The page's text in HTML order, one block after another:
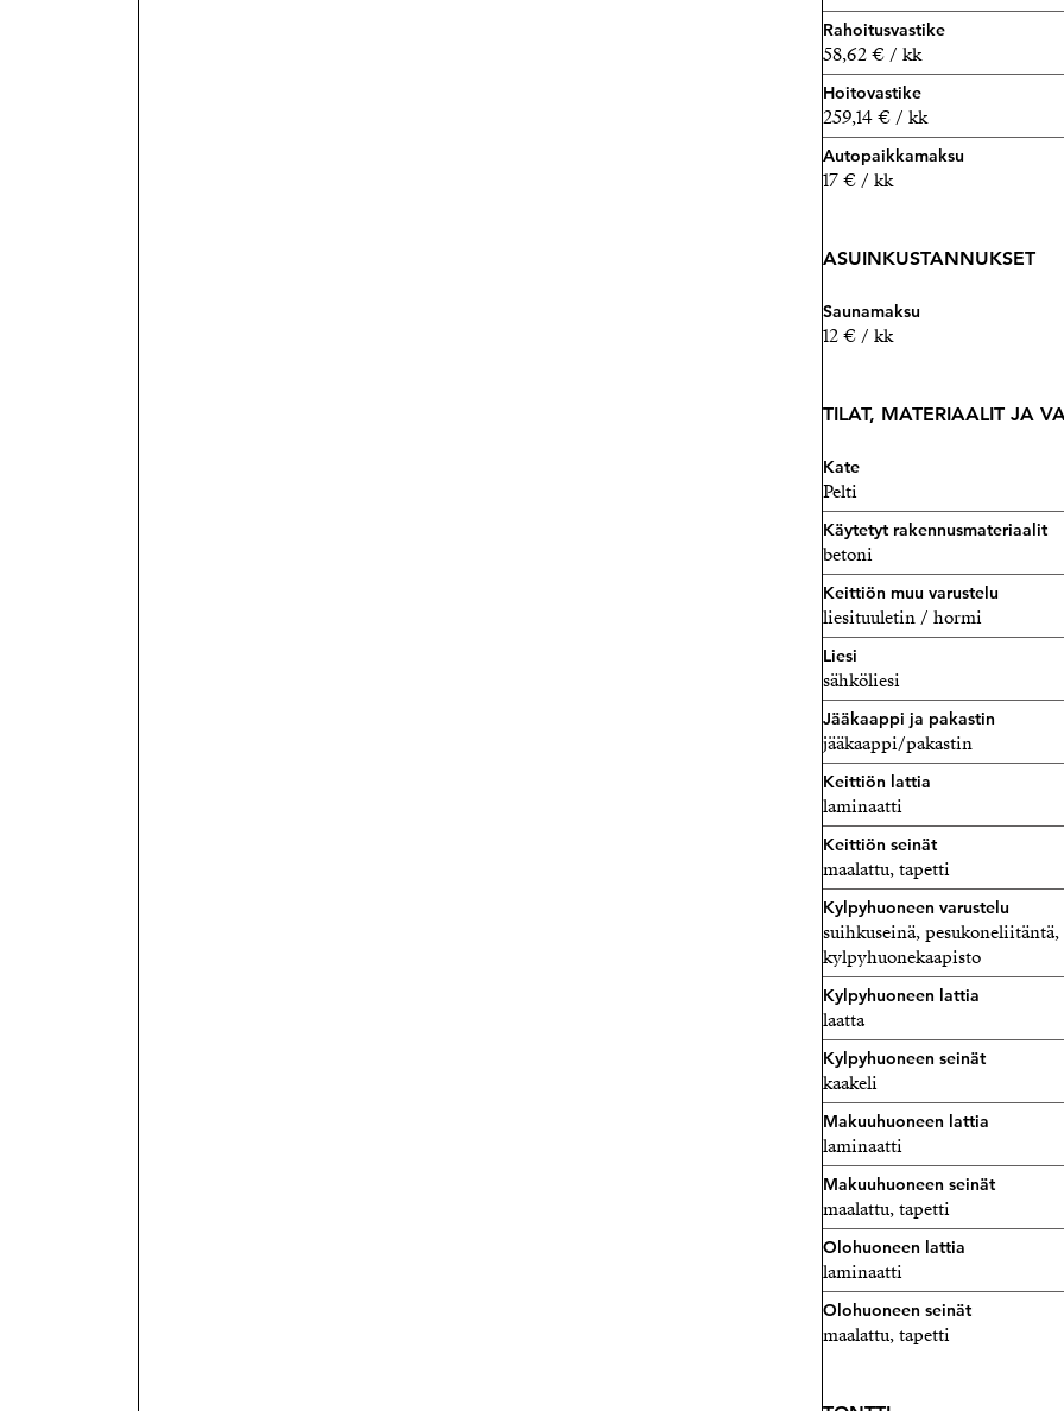
Rahoitusvastike
58,62 € / kk
Hoitovastike
259,14 € / kk
Autopaikkamaksu
17 € / kk
ASUINKUSTANNUKSET
Saunamaksu
12 € / kk
TILAT, MATERIAALIT JA
Kate
Pelti
Käytetyt rakennusmateriaalit
betoni
Keittiön muu varustelu
liesituuletin / hormi
Liesi
sähköliesi
Jääkaappi ja pakastin
jääkaappi/pakastin
Keittiön lattia
laminaatti
Keittiön seinät
maalattu, tapetti
Kylpyhuoneen varustelu
suihkuseinä,
kylpyhuonekaapisto
Kylpyhuoneen lattia
laatta
Kylpyhuoneen seinät
kaakeli
Makuuhuoneen lattia
laminaatti
Makuuhuoneen seinät
maalattu, tapetti
Olohuoneen lattia
laminaatti
Olohuoneen seinät
maalattu, tapetti